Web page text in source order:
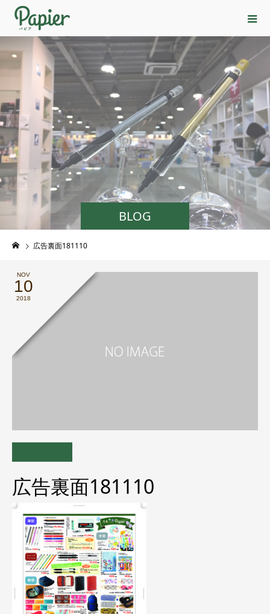
BLOG
広告裏面181110
NOV
10
2018
広告裏面181110